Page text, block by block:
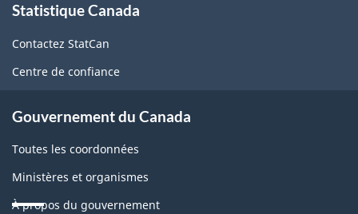
propos
de
ce
Statistique Canada
Contactez StatCan
Centre de confiance
Gouvernement du Canada
Toutes les coordonnées
Ministères et organismes
À propos du gouvernement